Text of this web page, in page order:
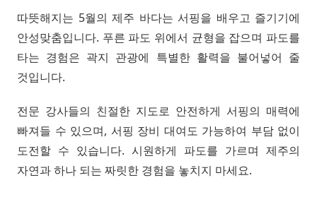
따뜻해지는 5월의 제주 바다는 서핑을 배우고 즐기기에
안성맞춤입니다. 푸른 파도 위에서 균형을 잡으며 파도를
타는 경험은 곽지 관광에 특별한 활력을 불어넣어 줄
것입니다.
전문 강사들의 친절한 지도로 안전하게 서핑의 매력에
빠져들 수 있으며, 서핑 장비 대여도 가능하여 부담 없이
도전할 수 있습니다. 시원하게 파도를 가르며 제주의
자연과 하나 되는 짜릿한 경험을 놓치지 마세요.